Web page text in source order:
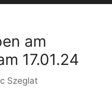
am
17.01.24
Szeglat